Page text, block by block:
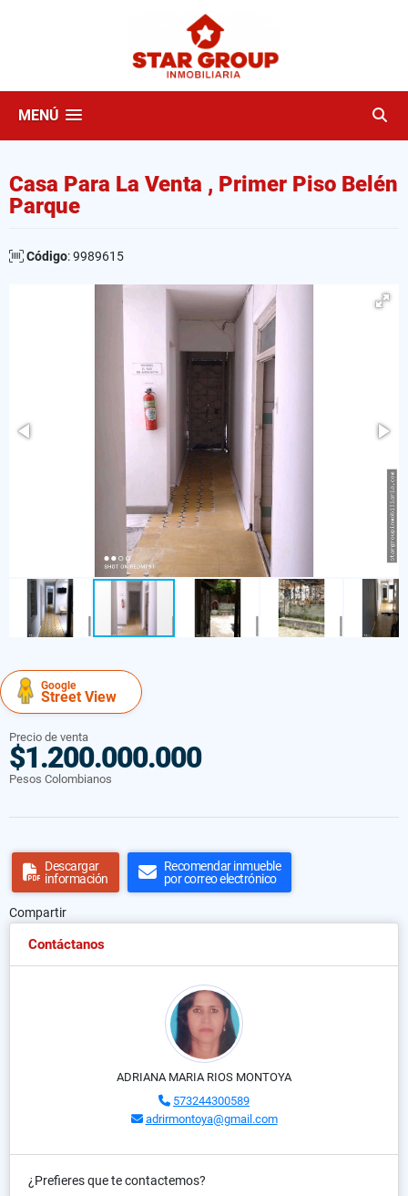
MENÚ
Casa Para La Venta , Primer Piso Belén
Parque
Código: 9989615
Google
Street View
Precio de venta
$1.200.000.000
Pesos Colombianos
Descargar
información
Recomendar inmueble
por correo electrónico
Compartir
Contáctanos
ADRIANA MARIA RIOS MONTOYA
573244300589
adrirmontoya@gmail.com
¿Prefieres que te contactemos?